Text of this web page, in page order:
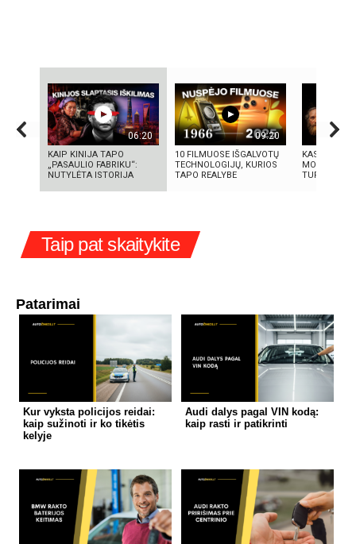
06:20
KAIP KINIJA TAPO
„PASAULIO FABRIKU“:
NUTYLĖTA ISTORIJA
09:20
10 FILMUOSE IŠGALVOTŲ
TECHNOLOGIJŲ, KURIOS
TAPO REALYBE
KAS IŠRADO
TURIME
Taip pat skaitykite
Patarimai
Kur vyksta policijos reidai:
kaip sužinoti ir ko tikėtis
kelyje
Audi dalys pagal VIN kodą:
kaip rasti ir patikrinti